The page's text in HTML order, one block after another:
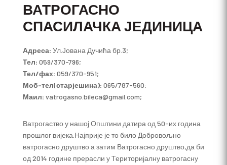
ВАТРОГАСНО
СПАСИЛАЧКА ЈЕДИНИЦА
Адреса: Ул.Јована Дучића бр.3;
Тел: 059/370-796;
Тел/фах: 059/370-951;
Моб-тел(старјешина): 065/787-560:
Маил: vatrogasno.bileca@gmail.com;
Ватрогаство у нашој Општини датира од 50-их година
прошлог вијека.Најприје је то било Добровољно
ватрогасно друштво а затим Ватрогасно друштво,да би
од 2014 године прерасли у Територијалну ватрогасну